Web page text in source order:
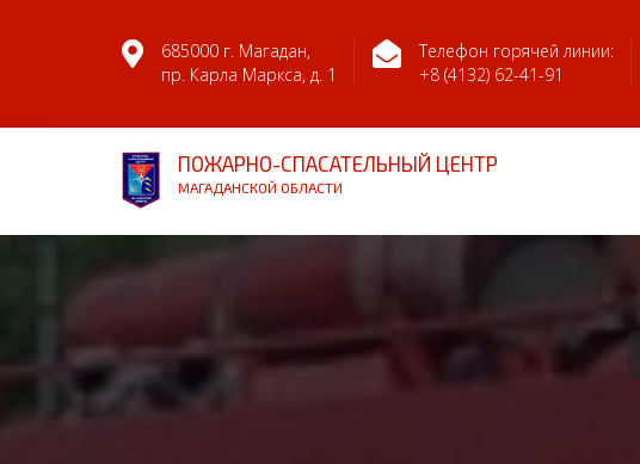
685000 г. Магадан,
пр. Карла Маркса, д. 1
Телефон горячей линии:
+8 (4132) 62-41-91
ПОЖАРНО-СПАСАТЕЛЬНЫЙ ЦЕНТР
МАГАДАНСКОЙ ОБЛАСТИ